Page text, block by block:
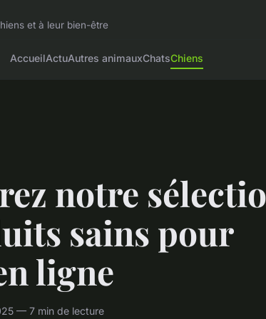
et à leur bien-être
AccueilActuAutres animauxChatsChiens
notre
sains pour
ligne
— 7 min de lecture